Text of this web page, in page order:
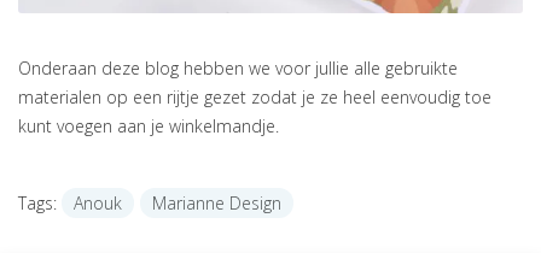
Onderaan deze blog hebben we voor jullie alle gebruikte
materialen op een rijtje gezet zodat je ze heel eenvoudig toe
kunt voegen aan je winkelmandje.
Tags: Anouk Marianne Design